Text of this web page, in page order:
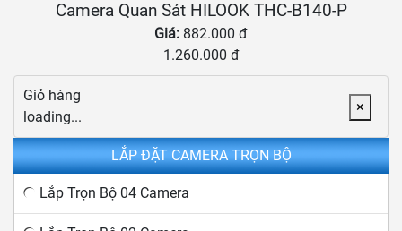
Camera Quan Sát HILOOK THC-B140-P
Giá: 882.000 đ
1.260.000 đ
×
Giỏ hàng
loading...
LẮP ĐẶT CAMERA TRỌN BỘ
Lắp Trọn Bộ 04 Camera